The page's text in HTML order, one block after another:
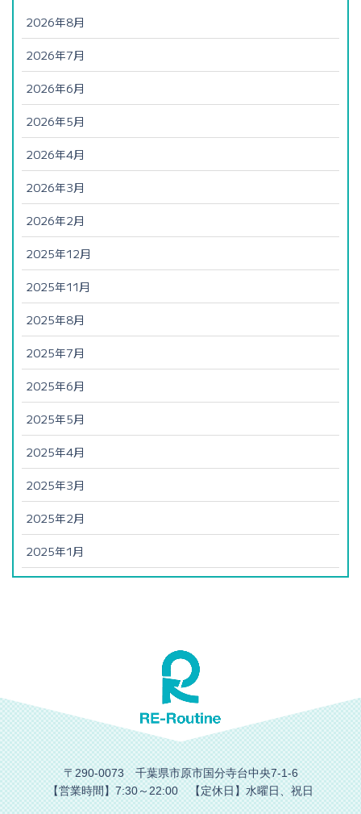
2026年8月
2026年7月
2026年6月
2026年5月
2026年4月
2026年3月
2026年2月
2025年12月
2025年11月
2025年8月
2025年7月
2025年6月
2025年5月
2025年4月
2025年3月
2025年2月
2025年1月
〒290-0073 千葉県市原市国分寺台中央7-1-6
【営業時間】7:30～22:00 【定休日】水曜日、祝日